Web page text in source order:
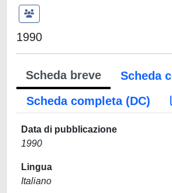
1990
Scheda breve
Scheda
Scheda completa (DC)
Data di pubblicazione
1990
Lingua
Italiano